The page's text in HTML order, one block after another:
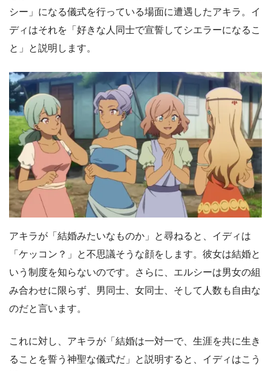
シー」になる儀式を行っている場面に遭遇したアキラ。イ
ディはそれを「好きな人同士で宣誓してシエラーになるこ
と」と説明します。
アキラが「結婚みたいなものか」と尋ねると、イディは
「ケッコン？」と不思議そうな顔をします。彼女は結婚と
いう制度を知らないのです。さらに、エルシーは男女の組
み合わせに限らず、男同士、女同士、そして人数も自由な
のだと言います。
これに対し、アキラが「結婚は一対一で、生涯を共に生き
ることを誓う神聖な儀式だ」と説明すると、イディはこう